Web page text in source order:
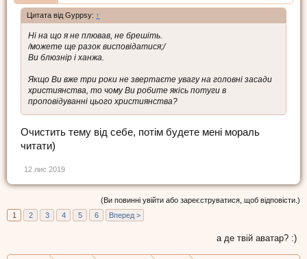
Цитата від Gyppsy: ↑
Ні на що я не плював, не брешіть.
/можете ще разок висповідатися;/
Ви блюзнір і ханжа.
Якщо Ви вже три роки не звертаєте увагу на головні засади
християнства, то чому Ви робите якісь потуги в
проповідуванні цього християнства?
Очистить тему від себе, потім будете мені мораль
читати)
12 лис 2019
(Ви повинні увійти або зареєструватися, щоб відповісти.)
1
2 3 4 5 6 Вперед >
а де твій аватар? :)